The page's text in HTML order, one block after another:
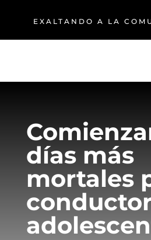
EXALTANDO A LA
días más
mortales